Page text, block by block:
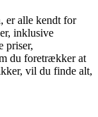
er alle kendt for
inklusive
priser,
du foretrækker at
vil du finde alt,